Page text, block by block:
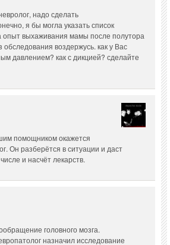
надо сделать
я бы могла указать список
опыт выхаживания мамы после полутора
воздержусь. как у Вас
давлением? как с дикцией? сделайте
помощником окажется
Он разберётся в ситуации и даст
и насчёт лекарств.
головного мозга.
назначил исследование